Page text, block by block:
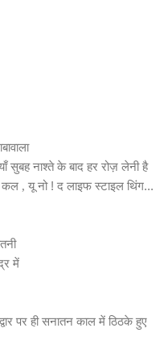
सुबह नाश्ते के बाद हर रोज़ लेनी है
कल , यू नो ! द लाइफ स्टाइल थिंग...
में
पर ही सनातन काल में ठिठके हुए